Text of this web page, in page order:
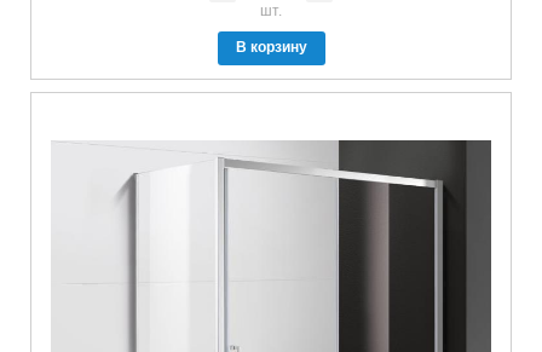
шт.
В корзину